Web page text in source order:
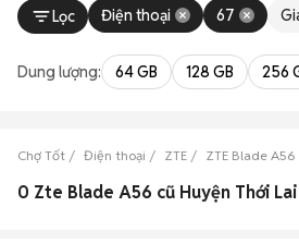
Lọc Điện thoại 67
Dung lượng: 64 GB 128 GB 256
Chợ Tốt Điện thoại ZTE ZTE Blade A56
0 Zte Blade A56 cũ Huyện Thới